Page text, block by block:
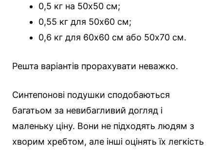
0,5 кг на 50х50 см;
0,55 кг для 50х60 см;
0,6 кг для 60х60 см або 50х70 см.
Решта варіантів прорахувати неважко.
Синтепонові подушки сподобаються
багатьом за невибагливий догляд і
маленьку ціну. Вони не підходять людям з
хворим хребтом, але інші оцінять їх легкість